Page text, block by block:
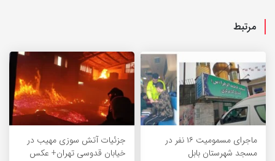
مرتبط
ماجرای مسمومیت ۱۶ نفر در
مسجد شهرستان بابل
جزئیات آتش سوزی مهیب در
خیابان قدوسی تهران+ عکس